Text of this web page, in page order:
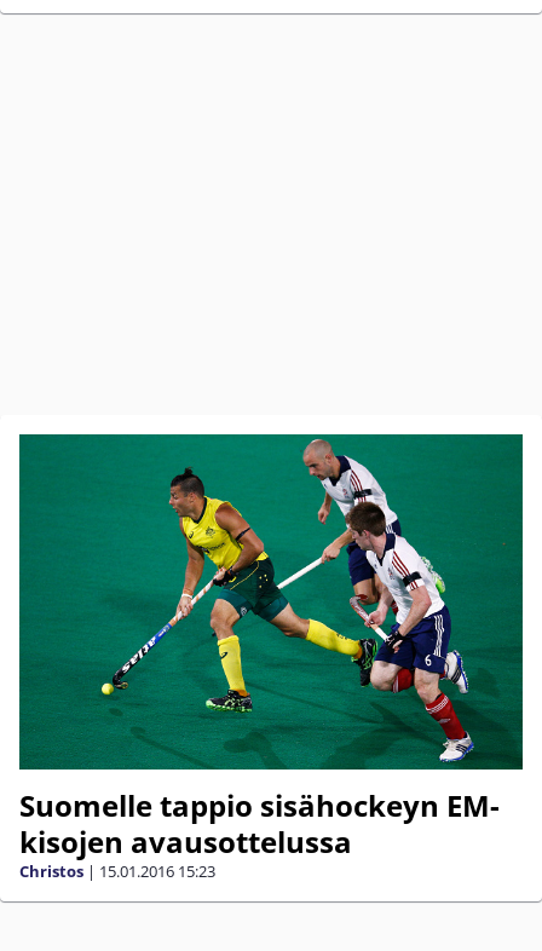
Suomelle tappio sisähockeyn EM-
kisojen avausottelussa
Christos | 15.01.2016 15:23